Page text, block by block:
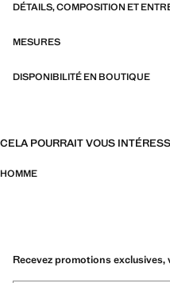
DÉTAILS, COMPOSITION ET
MESURES
DISPONIBILITÉ EN BOUTIQUE
CELA POURRAIT VOUS
HOMME
Recevez promotions